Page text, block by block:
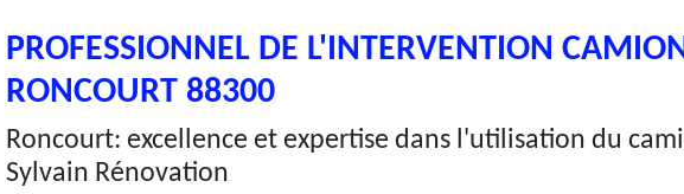
PROFESSIONNEL DE L'INTERVENTION
RONCOURT 88300
Roncourt: excellence et expertise dans l'utilisation du
Sylvain Rénovation